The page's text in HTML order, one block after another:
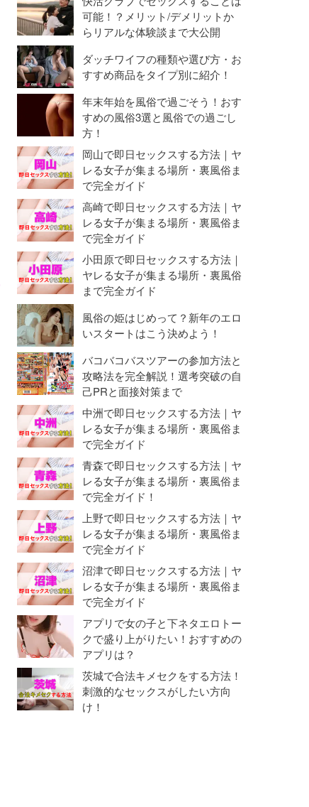
可能！？メリット/デメリットか
らリアルな体験談まで大公開
ダッチワイフの種類や選び方・お
すすめ商品をタイプ別に紹介！
年末年始を風俗で過ごそう！おす
すめの風俗3選と風俗での過ごし
方！
岡山で即日セックスする方法｜ヤ
レる女子が集まる場所・裏風俗ま
で完全ガイド
高崎で即日セックスする方法｜ヤ
レる女子が集まる場所・裏風俗ま
で完全ガイド
小田原で即日セックスする方法｜
ヤレる女子が集まる場所・裏風俗
まで完全ガイド
風俗の姫はじめって？新年のエロ
いスタートはこう決めよう！
バコバコバスツアーの参加方法と
攻略法を完全解説！選考突破の自
己PRと面接対策まで
中洲で即日セックスする方法｜ヤ
レる女子が集まる場所・裏風俗ま
で完全ガイド
青森で即日セックスする方法｜ヤ
レる女子が集まる場所・裏風俗ま
で完全ガイド！
上野で即日セックスする方法｜ヤ
レる女子が集まる場所・裏風俗ま
で完全ガイド
沼津で即日セックスする方法｜ヤ
レる女子が集まる場所・裏風俗ま
で完全ガイド
アプリで女の子と下ネタエロトー
クで盛り上がりたい！おすすめの
アプリは？
茨城で合法キメセクをする方法！
刺激的なセックスがしたい方向
け！